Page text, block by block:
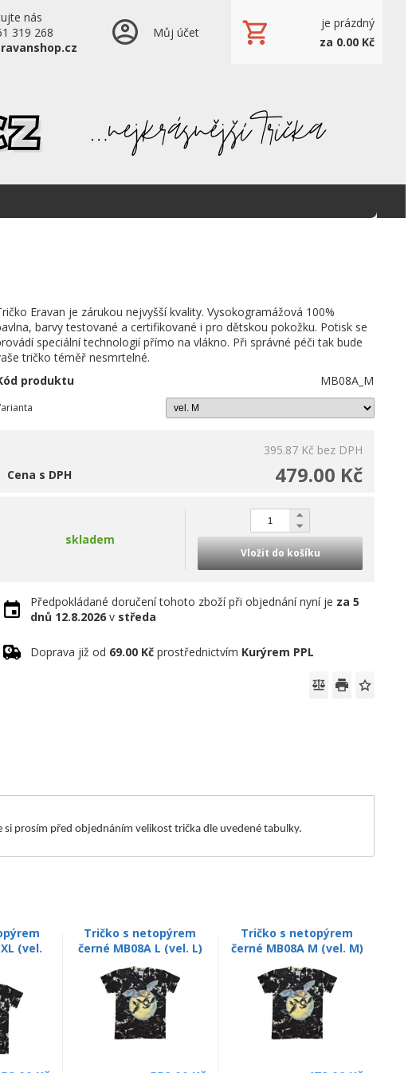
nás
319 268
Můj účet
je prázdný
za 0.00 Kč
Eravan je zárukou nejvyšší kvality. Vysokogramážová 100%
barvy testované a certifikované i pro dětskou pokožku. Potisk se
speciální technologií přímo na vlákno. Při správné péči tak bude
tričko téměř nesmrtelné.
produktu
MB08A_M
395.87 Kč bez DPH
479.00 Kč
Cena s DPH
skladem
Vložit do košíku
Předpokládané doručení tohoto zboží při objednání nyní je za 5
dnů 12.8.2026 v středa
Doprava již od 69.00 Kč prostřednictvím Kurýrem PPL
prosím před objednáním velikost trička dle uvedené tabulky.
(vel.
Tričko s netopýrem
černé MB08A L (vel. L)
Tričko s netopýrem
černé MB08A M (vel. M)